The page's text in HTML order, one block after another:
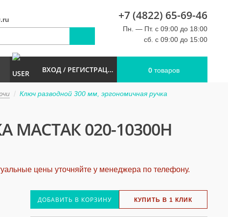
+7 (4822) 65-69-46
Пн. — Пт. с 09:00 до 18:00
сб. с 09:00 до 15:00
ВХОД / РЕГИСТРАЦИЯ 0 товаров
Ключ разводной 300 мм, эргономичная ручка
020-10300H
цены уточняйте у менеджера по телефону.
ДОБАВИТЬ В КОРЗИНУ КУПИТЬ В 1 КЛИК